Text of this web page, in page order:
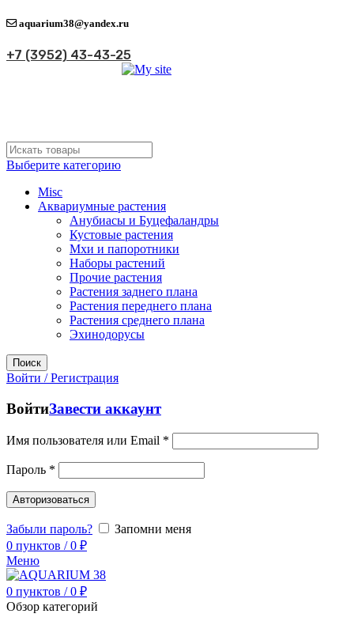
aquarium38@yandex.ru
+7 (3952) 43-43-25
Выберите категорию
Misc
Аквариумные растения
Анубиасы и Буцефаландры
Кустовые растения
Мхи и папоротники
Наборы растений
Прочие растения
Растения заднего плана
Растения переднего плана
Растения среднего плана
Эхинодорусы
Поиск
Войти / Регистрация
ВойтиЗавести аккаунт
Имя пользователя или Email *
Пароль *
Авторизоваться
Забыли пароль?
Запомни меня
0 пунктов / 0 ₽
Меню
0 пунктов / 0 ₽
Обзор категорий